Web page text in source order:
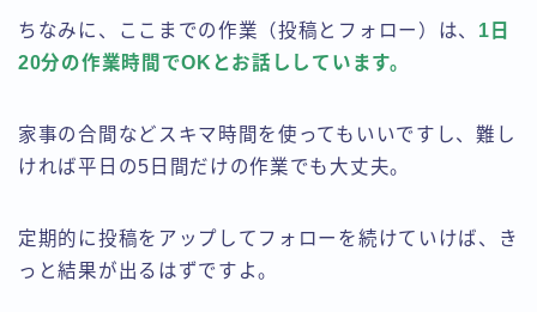
ちなみに、ここまでの作業（投稿とフォロー）は、 1日
20分の作業時間でOKとお話ししています。
家事の合間などスキマ時間を使ってもいいですし、難し
ければ平日の5日間だけの作業でも大丈夫。
定期的に投稿をアップしてフォローを続けていけば、き
っと結果が出るはずですよ。